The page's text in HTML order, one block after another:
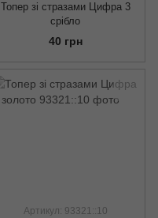
Топер зі стразами Цифра 3
срібло
40 грн
Артикул: 93321::10